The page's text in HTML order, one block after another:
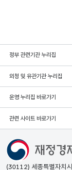
정부 관련기관 누리집
외청 및 유관기관 누리집
운영 누리집 바로가기
관련 사이트 바로가기
(30112) 세종특별자치